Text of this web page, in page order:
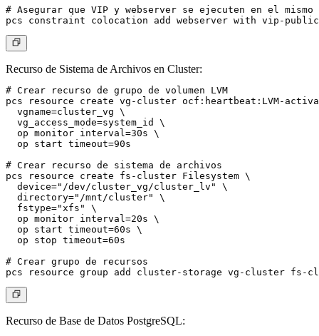
# Asegurar que VIP y webserver se ejecuten en el mismo
Recurso de Sistema de Archivos en Cluster:
# Crear recurso de grupo de volumen LVM
pcs resource create vg-cluster ocf:heartbeat:LVM-
  vgname=cluster_vg \
  vg_access_mode=system_id \
  op monitor interval=30s \
  op start timeout=90s
# Crear recurso de sistema de archivos
pcs resource create fs-cluster Filesystem \
  device="/dev/cluster_vg/cluster_lv" \
  directory="/mnt/cluster" \
  fstype="xfs" \
  op monitor interval=20s \
  op start timeout=60s \
  op stop timeout=60s
# Crear grupo de recursos
Recurso de Base de Datos PostgreSQL: